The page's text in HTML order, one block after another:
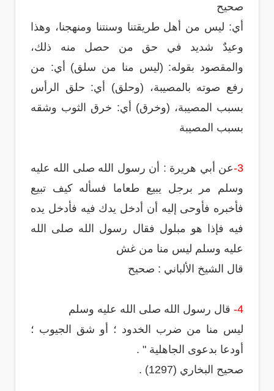
صحيح
أي: ليس من أهل طريقتنا وسنتنا ومنهجنا، وهذا
وعيدٌ شديد في حق من حصل منه ذلك،
والمقصود بقوله: (ليس منا من سلق) أي: من
رفع صوته بالمصيبة، (وحلق) أي: حلق الرأس
بسبب المصيبة، (وخرق) أي: خرق الثوب وشقه
بسبب المصيبة
3- عن أبي هريرة : أن رسول الله صلى الله عليه
وسلم مر برجل يبيع طعاما فسأله كيف تبيع
فأخبره فأوحى إليه أن أدخل يدك فيه فأدخل يده
فيه فإذا هو مبلول فقال رسول الله صلى الله
عليه وسلم ليس منا من غش
قال الشيخ الألباني : صحيح
4- قال رسول الله صلى الله عليه وسلم
ليس منا من ضرب الخدود ؛ أو شق الجيوب ؛
أودعا بدعوى الجاهلية " .
صحيح البخاري (1297) .